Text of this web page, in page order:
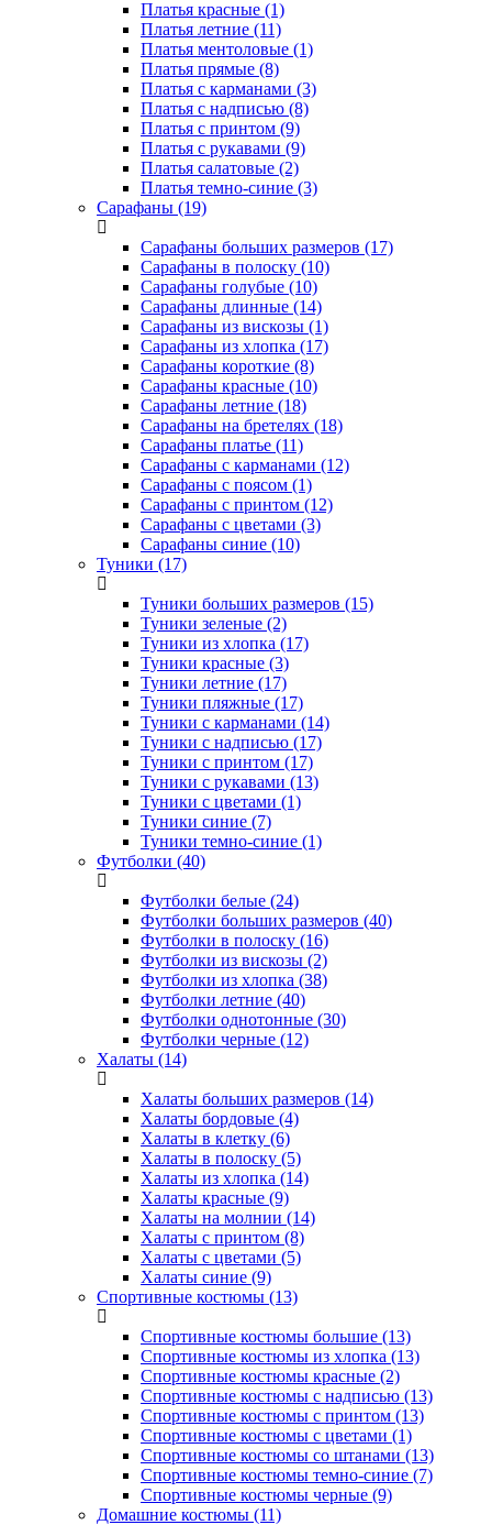
Платья красные (1)
Платья летние (11)
Платья ментоловые (1)
Платья прямые (8)
Платья с карманами (3)
Платья с надписью (8)
Платья с принтом (9)
Платья с рукавами (9)
Платья салатовые (2)
Платья темно-синие (3)
Сарафаны (19)
Сарафаны больших размеров (17)
Сарафаны в полоску (10)
Сарафаны голубые (10)
Сарафаны длинные (14)
Сарафаны из вискозы (1)
Сарафаны из хлопка (17)
Сарафаны короткие (8)
Сарафаны красные (10)
Сарафаны летние (18)
Сарафаны на бретелях (18)
Сарафаны платье (11)
Сарафаны с карманами (12)
Сарафаны с поясом (1)
Сарафаны с принтом (12)
Сарафаны с цветами (3)
Сарафаны синие (10)
Туники (17)
Туники больших размеров (15)
Туники зеленые (2)
Туники из хлопка (17)
Туники красные (3)
Туники летние (17)
Туники пляжные (17)
Туники с карманами (14)
Туники с надписью (17)
Туники с принтом (17)
Туники с рукавами (13)
Туники с цветами (1)
Туники синие (7)
Туники темно-синие (1)
Футболки (40)
Футболки белые (24)
Футболки больших размеров (40)
Футболки в полоску (16)
Футболки из вискозы (2)
Футболки из хлопка (38)
Футболки летние (40)
Футболки однотонные (30)
Футболки черные (12)
Халаты (14)
Халаты больших размеров (14)
Халаты бордовые (4)
Халаты в клетку (6)
Халаты в полоску (5)
Халаты из хлопка (14)
Халаты красные (9)
Халаты на молнии (14)
Халаты с принтом (8)
Халаты с цветами (5)
Халаты синие (9)
Спортивные костюмы (13)
Спортивные костюмы большие (13)
Спортивные костюмы из хлопка (13)
Спортивные костюмы красные (2)
Спортивные костюмы с надписью (13)
Спортивные костюмы с принтом (13)
Спортивные костюмы с цветами (1)
Спортивные костюмы со штанами (13)
Спортивные костюмы темно-синие (7)
Спортивные костюмы черные (9)
Домашние костюмы (11)